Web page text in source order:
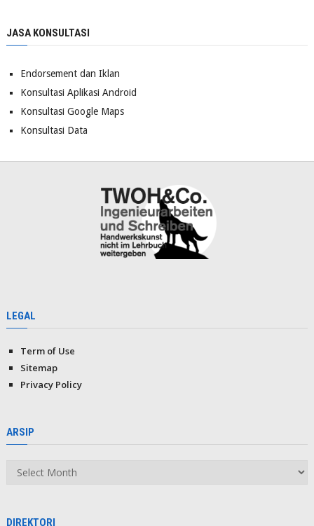
JASA KONSULTASI
Endorsement dan Iklan
Konsultasi Aplikasi Android
Konsultasi Google Maps
Konsultasi Data
LEGAL
Term of Use
Sitemap
Privacy Policy
ARSIP
Arsip
DIREKTORI